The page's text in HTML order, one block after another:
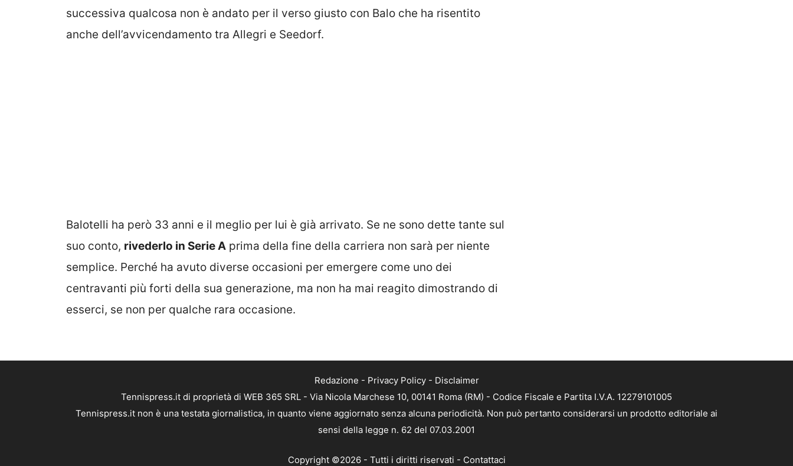
successiva qualcosa non è andato per il verso giusto con Balo che ha risentito
anche dell’avvicendamento tra Allegri e Seedorf.
Balotelli ha però 33 anni e il meglio per lui è già arrivato. Se ne sono dette tante sul
suo conto, rivederlo in Serie A prima della fine della carriera non sarà per niente
semplice. Perché ha avuto diverse occasioni per emergere come uno dei
centravanti più forti della sua generazione, ma non ha mai reagito dimostrando di
esserci, se non per qualche rara occasione.
Redazione - Privacy Policy- Disclaimer
Tennispress.it di proprietà di WEB 365 SRL - Via Nicola Marchese 10, 00141 Roma (RM) - Codice Fiscale e Partita I.V.A. 12279101005
Tennispress.it non è una testata giornalistica, in quanto viene aggiornato senza alcuna periodicità. Non può pertanto considerarsi un prodotto editoriale ai
sensi della legge n. 62 del 07.03.2001
Copyright ©2026 - Tutti i diritti riservati - Contattaci